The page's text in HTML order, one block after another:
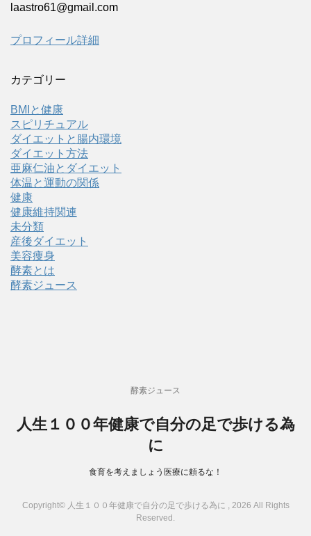
laastro61@gmail.com
プロフィール詳細
カテゴリー
BMIと健康
スピリチュアル
ダイエットと腸内環境
ダイエット方法
亜麻仁油とダイエット
体温と運動の関係
健康
健康維持関連
未分類
産後ダイエット
美容痩身
酵素とは
酵素ジュース
酵素ジュース
人生１００年健康で自分の足で歩ける為
に
食育を考えましょう医療に頼るな！
Copyright© 人生１００年健康で自分の足で歩ける為に , 2026 All Rights
Reserved.